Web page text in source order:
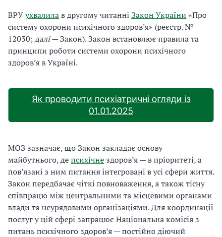
ВРУухвалилав другому читанні Закон України «Про
систему охорони психічного здоров’я» (реєстр. №
12030;далі— Закон). Закон встановлює правила та
принципи роботи системи охорони психічного
здоров’я в Україні.
Як проводити психіатричні огляди із
01.01.2025
МОЗ зазначає, що Закон закладає основу
майбутнього, депсихічнездоров’я — в пріоритеті, а
пов’язані з ним питання інтегровані в усі сфери життя.
Закон передбачає чіткі повноваження, а також тісну
співпрацю між центральними та місцевими органами
влади та неурядовими організаціями. Для координації
послуг у цій сфері запрацює Національна комісія з
питань психічного здоров’я — постійно діючий